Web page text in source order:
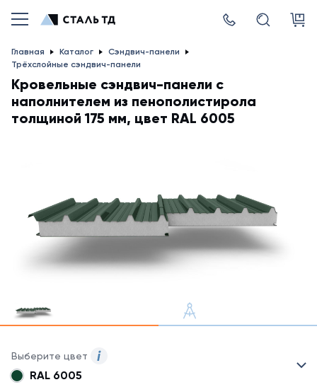
Главная Каталог
Сэндвич-панели
Трёхслойные сэндвич-панели
Кровельные сэндвич-панели с
наполнителем из пенополистирола
толщиной 175 мм, цвет RAL 6005
Выберите цвет
RAL 6005